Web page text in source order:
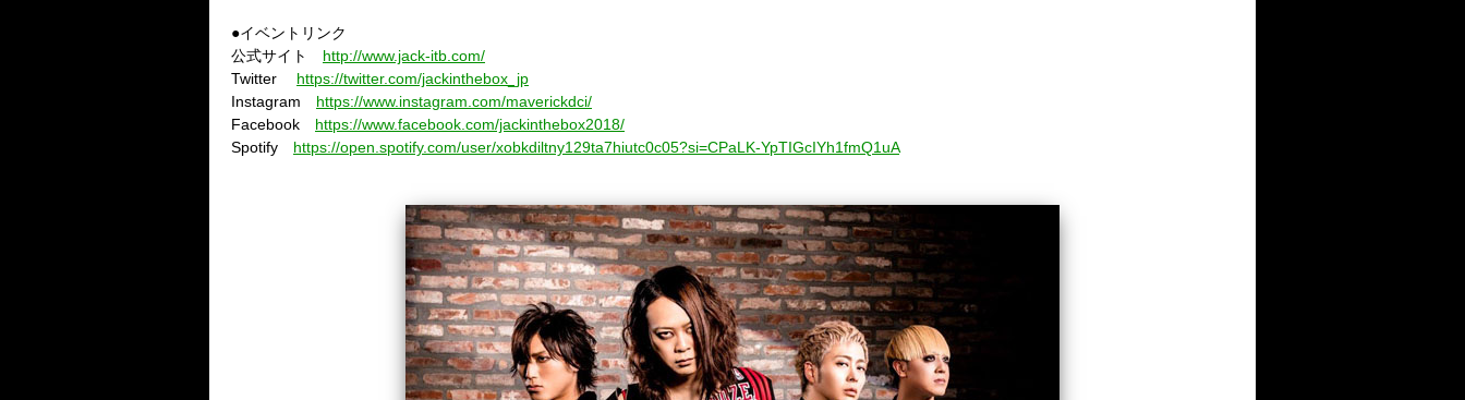
●イベントリンク
公式サイト http://www.jack-itb.com/
Twitter
https://twitter.com/jackinthebox_jp
Instagram
https://www.instagram.com/maverickdci/
Facebook
https://www.facebook.com/jackinthebox2018/
Spotify
https://open.spotify.com/user/xobkdiltny129ta7hiutc0c05?si=CPaLK-YpTIGcIYh1fmQ1uA